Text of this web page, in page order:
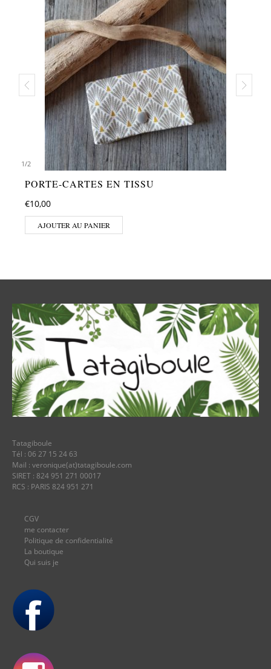
1/2
PORTE-CARTES EN TISSU
€10,00
AJOUTER AU PANIER
Tatagiboule
Tél : 06 27 15 24 63
Mail : veronique(at)tatagiboule.com
SIRET : 824 951 271 00017
RCS : PARIS 824 951 271
CGV
me contacter
Politique de confidentialité
La boutique
Qui suis je